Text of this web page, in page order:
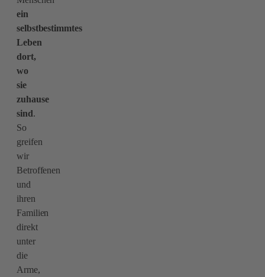
ein
selbstbestimmtes
Leben
dort,
wo
sie
zuhause
sind.
So
greifen
wir
Betroffenen
und
ihren
Familien
direkt
unter
die
Arme,